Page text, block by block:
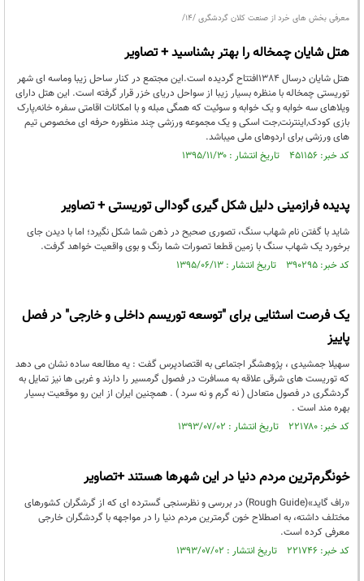
معرفی بخش های خرد از صنعت کلان گردشگری /14/
هتل شایان چمخاله را بهتر بشناسید + تصاویر
هتل شایان درسال 1384افتتاح گردیده است.این مجتمع در کنار ساحل زیبا وماسه ای شهر
توریستی چمخاله با منظره بسیار زیبا از سواحل دریای خزر قرار گرفته است. این هتل دارای
ویلاهای سه خوابه و یک خوابه و سوئیت که همگی مبله و با امکانات اقامتی سفره خانه,پارک
بازی کودک,اینترنت,جت اسکی و یک مجموعه ورزشی چند منظوره حرفه ای مخصوص تیم
های ورزشی برای اردوهای ملی میباشد.
کد خبر: ۴۵۱۱۵۶ تاریخ انتشار : ۱۳۹۵/۱۱/۳۰
پدیده فرازمینی دلیل شکل گیری گودالی توریستی + تصاویر
شاید با گفتن نام شهاب سنگ، تصوری صحیح در ذهن شما شکل نگیرد؛ اما با دیدن جای
برخورد یک شهاب سنگ با زمین قطعا تصورات شما رنگ و بوی واقعیت خواهد گرفت.
کد خبر: ۳۹۰۲۹۵ تاریخ انتشار : ۱۳۹۵/۰۶/۱۳
یک فرصت اسثنایی برای "توسعه توریسم داخلی و خارجی" در فصل
پاییز
سهیلا جمشیدی ، پژوهشگر اجتماعی به اقتصادپرس گفت : یه مطالعه ساده نشان می دهد
که توریست های شرقی علاقه به مسافرت در فصول گرمسیر را دارند و غربی ها نیز تمایل به
گردشگری در فصول متعادل ( نه گرم و نه سرد ) . همچنین ایران از این رو موقعیت بسیار
بهره مند است .
کد خبر: ۲۲۱۷۸۰ تاریخ انتشار : ۱۳۹۳/۰۷/۰۲
خونگرم‌ترین مردم دنیا در این شهرها هستند +تصاویر
«راف گاید»(Rough Guide) در بررسی و نظرسنجی گسترده ای که از گرشگران کشورهای
مختلف داشته، به اصطلاح خون گرمترین مردم دنیا را در مواجهه با گردشگران خارجی
معرفی کرده است.
کد خبر: ۲۲۱۷۴۶ تاریخ انتشار : ۱۳۹۳/۰۷/۰۲